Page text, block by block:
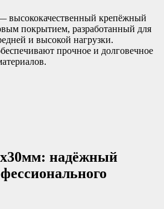
высококачественный крепёжный
покрытием, разработанный для
и высокой нагрузки.
прочное и долговечное
надёжный